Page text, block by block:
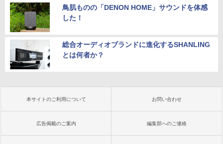
鳥肌ものの「DENON HOME」サウンドを体感
した！
総合オーディオブランドに進化するSHANLING
とは何者か？
本サイトのご利用について お問い合わせ
広告掲載のご案内 編集部へのご連絡